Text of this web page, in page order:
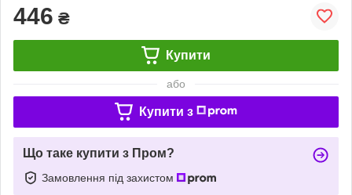
446 ₴
Купити
або
Купити з
Що таке купити з Пром?
Замовлення під захистом